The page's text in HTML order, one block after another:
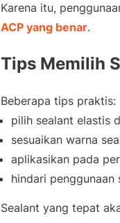
Karena itu,
ACP yang benar.
Tips Memilih
Beberapa tips praktis:
pilih sealant elastis
sesuaikan warna
aplikasikan pada
hindari penggunaan
Sealant yang tepat